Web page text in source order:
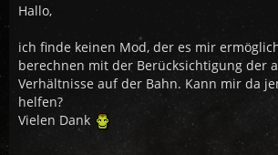
Hallo,
ich finde keinen Mod, der es mir
berechnen mit der Berücksichtigung der
Verhältnisse auf der Bahn. Kann mir da
helfen?
Vielen Dank